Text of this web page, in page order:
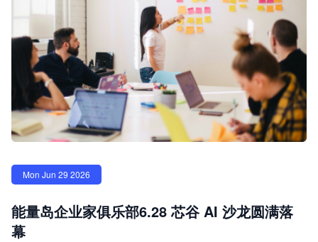
Mon Jun 29 2026
能量岛企业家俱乐部6.28 芯谷 AI 沙龙圆满落
幕